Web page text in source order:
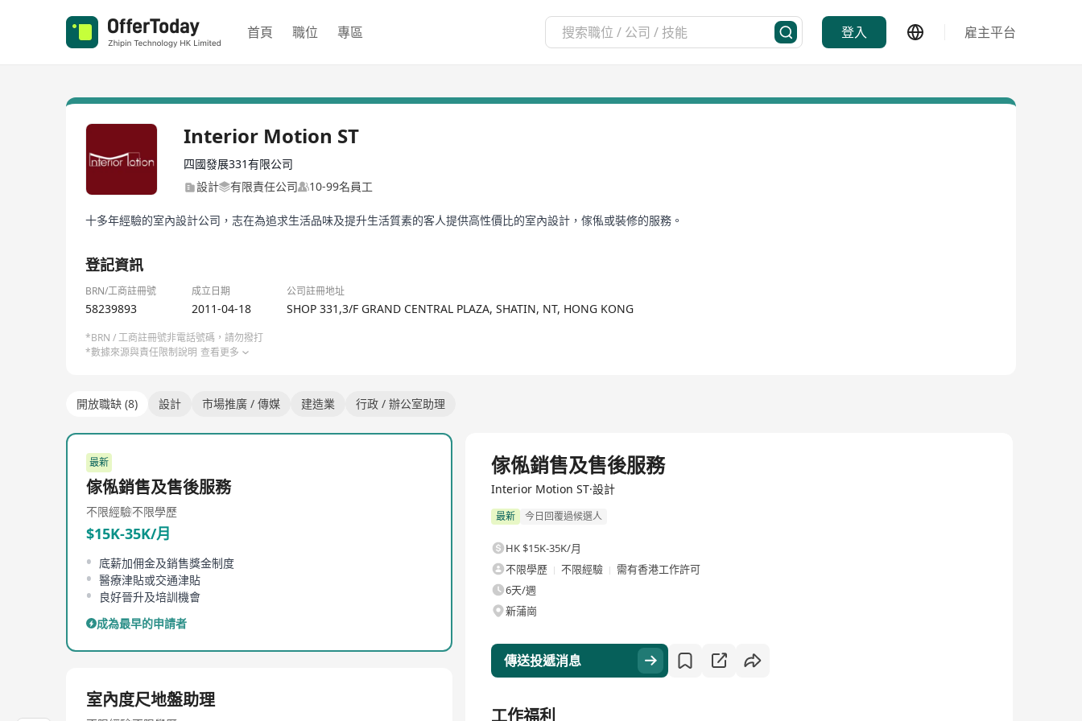
首頁 職位 專區 登入 雇主平台
Interior Motion ST
四國發展331有限公司
設計
有限責任公司 10-99名員工
十多年經驗的室內設計公司，志在為追求生活品味及提升生活質素的客人提供高性價比的室內設計，傢俬或裝修的服務。
登記資訊
BRN/工商註冊號 成立日期 公司註冊地址
58239893 2011-04-18 SHOP 331,3/F GRAND CENTRAL PLAZA, SHATIN, NT, HONG KONG
*BRN / 工商註冊號非電話號碼，請勿撥打
*數據來源與責任限制說明 查看更多
開放職缺 (8) 設計 市場推廣 / 傳媒 建造業 行政 / 辦公室助理
最新
傢俬銷售及售後服務
不限經驗不限學歷
$15K-35K/月
底薪加佣金及銷售獎金制度
醫療津貼或交通津貼
良好晉升及培訓機會
成為最早的申請者
室內度尺地盤助理
傢俬銷售及售後服務
Interior Motion ST·設計
最新 今日回覆過候選人
HK $15K-35K/月
不限學歷
不限經驗
需有香港工作許可
6天/週
新蒲崗
傳送投遞消息
工作福利